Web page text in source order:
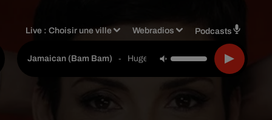
Live :Choisir une ville Webradios Podcasts
Jamaican (bam Bam) - Hugel & Solto (fr)